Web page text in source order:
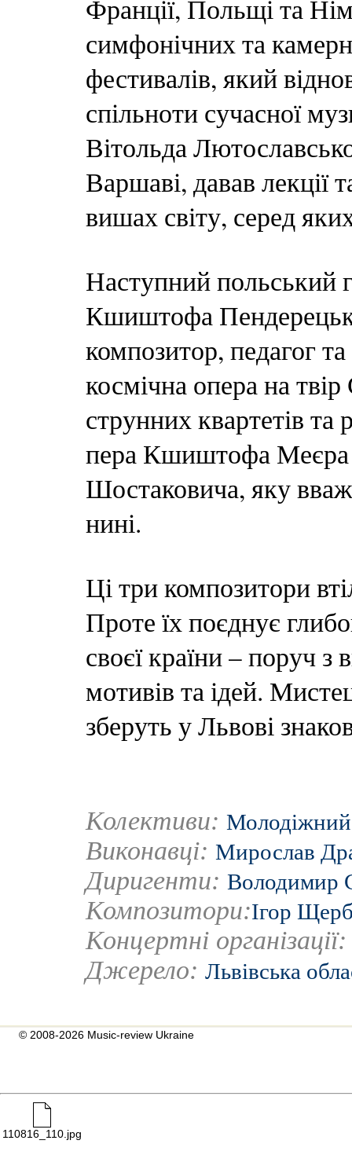
Франції, Польщі та
симфонічних та
фестивалів, який
спільноти сучасної
Вітольда
Варшаві, давав лекції
вишах світу, серед
Наступний
Кшиштофа
композитор, педагог
космічна опера на
струнних квартетів та
пера Кшиштофа Меєра
Шостаковича, яку
нині.
Ці три композитори
Проте їх поєднує
своєї країни – поруч з
мотивів та ідей.
зберуть у Львові
Колективи:
Виконавці: Мирослав
Диригенти: Володимир
Композитори:Ігор
Концертні
Джерело: Львівська
© 2008-2026 Music-review Ukraine
110816_110.jpg